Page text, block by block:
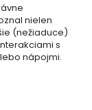
nielen
(nežiaduce)
s
nápojmi.